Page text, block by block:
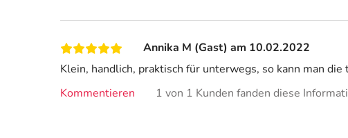
Annika M (Gast) am 10.02.2022
Klein, handlich, praktisch für unterwegs, so kann man
Kommentieren
1 von 1 Kunden fanden diese